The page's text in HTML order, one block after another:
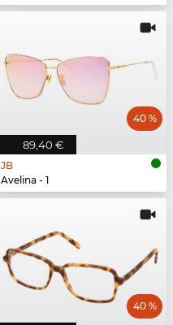
89,40 €
40 %
JB
Avelina - 1
40 %